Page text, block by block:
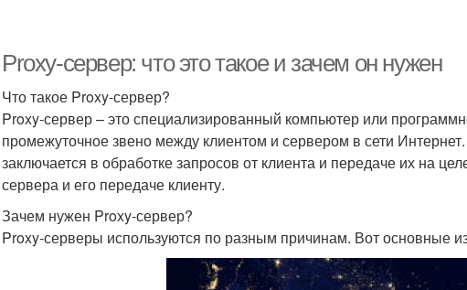
Proxy-сервер: что это такое и зачем он нужен
Что такое Proxy-сервер?
Proxy-сервер – это специализированный компьютер или
промежуточное звено между клиентом и сервером в сети
заключается в обработке запросов от клиента и передаче их на
сервера и его передаче клиенту.
Зачем нужен Proxy-сервер?
Proxy-серверы используются по разным причинам. Вот основные